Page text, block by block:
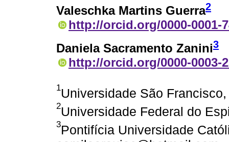
Valeschka Martins Guerra2
http://orcid.org/0000-0001-
Daniela Sacramento Zanini3
http://orcid.org/0000-0003-
1Universidade São
2Universidade Federal do
3Pontifícia Universidade